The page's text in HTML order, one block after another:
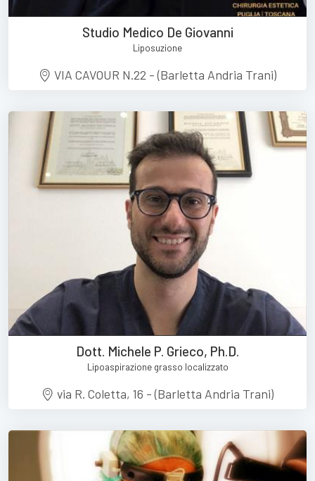
Studio Medico De Giovanni
Liposuzione
VIA CAVOUR N.22 - (Barletta Andria Trani)
Dott. Michele P. Grieco, Ph.D.
Lipoaspirazione grasso localizzato
via R. Coletta, 16 - (Barletta Andria Trani)